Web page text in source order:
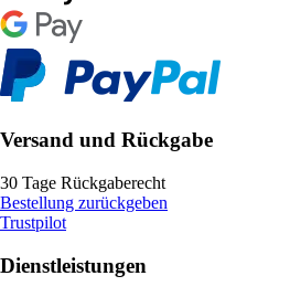
Versand und Rückgabe
30 Tage Rückgaberecht
Bestellung zurückgeben
Trustpilot
Dienstleistungen